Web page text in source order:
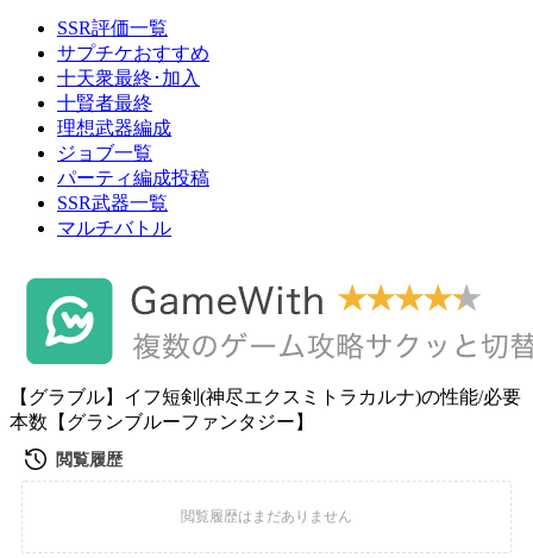
SSR評価一覧
サプチケおすすめ
十天衆最終･加入
十賢者最終
理想武器編成
ジョブ一覧
パーティ編成投稿
SSR武器一覧
マルチバトル
【グラブル】イフ短剣(神尽エクスミトラカルナ)の性能/必要
本数【グランブルーファンタジー】